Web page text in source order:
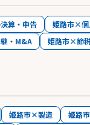
算・申告 姫路市×個
・M&A
姫路市×節
姫路市×製造 姫路